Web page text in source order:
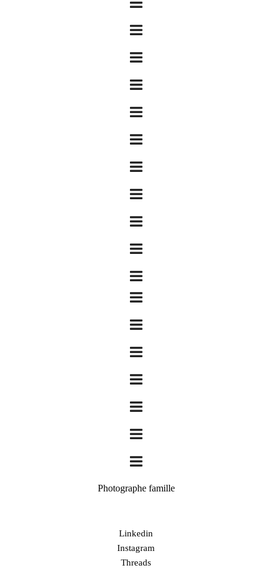
Photographe famille
Linkedin
Instagram
Threads